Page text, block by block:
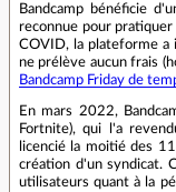
Bandcamp bénéficie
reconnue pour
COVID, la plateforme a
ne prélève aucun frais
Bandcamp Friday de
En mars 2022,
Fortnite), qui l'a
licencié la moitié des
création d'un syndicat.
utilisateurs quant à la